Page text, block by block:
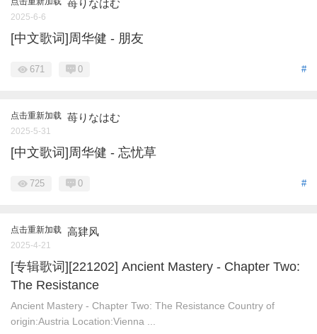
苺りなはむ
2025-6-6
[中文歌词]周华健 - 朋友
#
671 0
点击重新加载 苺りなはむ
2025-5-31
[中文歌词]周华健 - 忘忧草
#
725 0
点击重新加载 高肄风
2025-4-21
[专辑歌词][221202] Ancient Mastery - Chapter Two:
The Resistance
Ancient Mastery - Chapter Two: The Resistance Country of
origin:Austria Location:Vienna ...